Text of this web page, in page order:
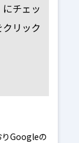
チェッ
クリック
りGoogleの